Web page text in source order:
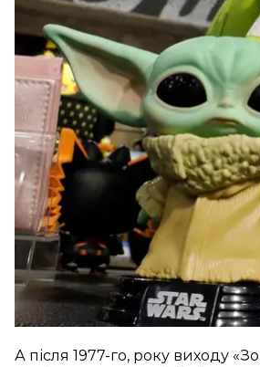
Так, наприклад, у 1966-му
холодильнички, пральні
устрій того періоду. Марка
вживається як іронічне
А після 1977-го, року виходу